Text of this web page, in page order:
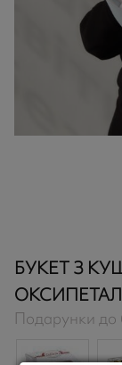
БУКЕТ З
Подарунки до